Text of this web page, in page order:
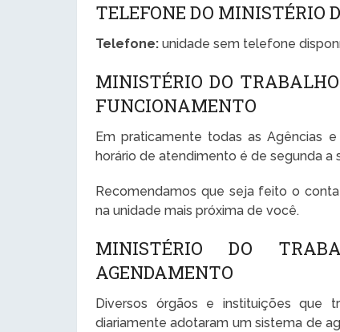
TELEFONE DO MINISTÉRIO
Telefone: unidade sem telefone
MINISTÉRIO DO
FUNCIONAMENTO
Em praticamente todas as Agências
horário de atendimento é de segunda a
Recomendamos que seja feito o
na unidade mais próxima de você.
MINISTÉRIO DO
AGENDAMENTO
Diversos órgãos e instituições que
diariamente adotaram um sistema de